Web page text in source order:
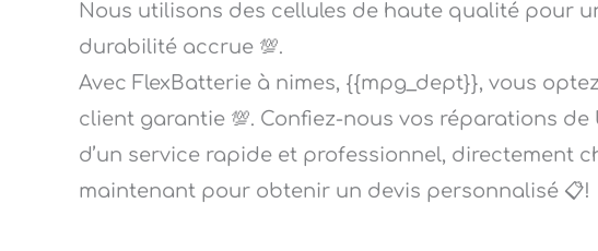
Nous utilisons des cellules de haute qualité pour
durabilité accrue 💯.
Avec FlexBatterie à nimes, {{mpg_dept}}, vous
client garantie 💯. Confiez-nous vos réparations
d’un service rapide et professionnel, directement
maintenant pour obtenir un devis personnalisé 📋!